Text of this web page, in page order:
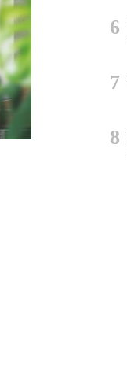
6
7
8